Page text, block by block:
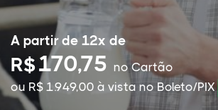
A partir de 12x de
R$170,75 no Cartão
ou R$ 1.949,00 à vista no Boleto/PIX